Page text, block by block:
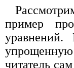
пример
читатель